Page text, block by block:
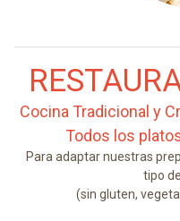
Cocina Tradicional y
Todos los
Para adaptar nuestras
tipo
(sin gluten,